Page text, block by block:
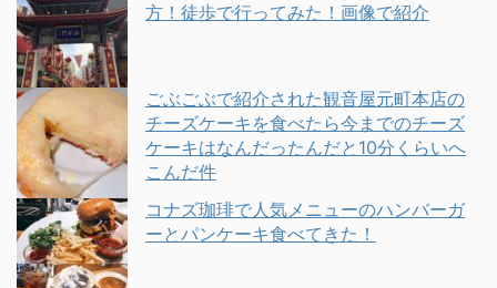
方！徒歩で行ってみた！画像で紹介
ごぶごぶで紹介された観音屋元町本店の
チーズケーキを食べたら今までのチーズ
ケーキはなんだったんだと10分くらいへ
こんだ件
コナズ珈琲で人気メニューのハンバーガ
ーとパンケーキ食べてきた！